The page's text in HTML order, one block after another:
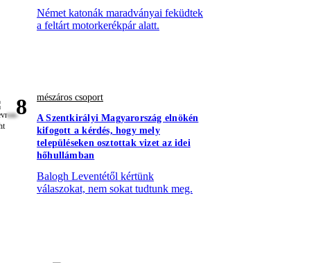
Német katonák maradványai feküdtek
a feltárt motorkerékpár alatt.
8
mészáros csoport
A Szentkirályi Magyarország elnökén
kifogott a kérdés, hogy mely
településeken osztottak vizet az idei
hőhullámban
Balogh Leventétől kértünk
válaszokat, nem sokat tudtunk meg.